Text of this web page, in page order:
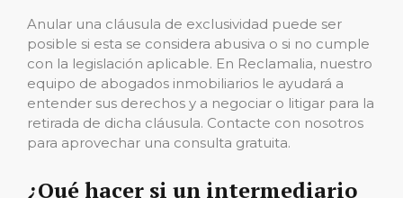
Anular una cláusula de exclusividad puede ser
posible si esta se considera abusiva o si no cumple
con la legislación aplicable. En Reclamalia, nuestro
equipo de abogados inmobiliarios le ayudará a
entender sus derechos y a negociar o litigar para la
retirada de dicha cláusula. Contacte con nosotros
para aprovechar una consulta gratuita.
¿Qué hacer si un intermediario